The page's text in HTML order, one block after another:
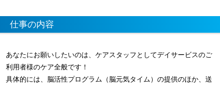
仕事の内容
あなたにお願いしたいのは、ケアスタッフとしてデイサービスのご
利用者様のケア全般です！
具体的には、脳活性プログラム（脳元気タイム）の提供のほか、送